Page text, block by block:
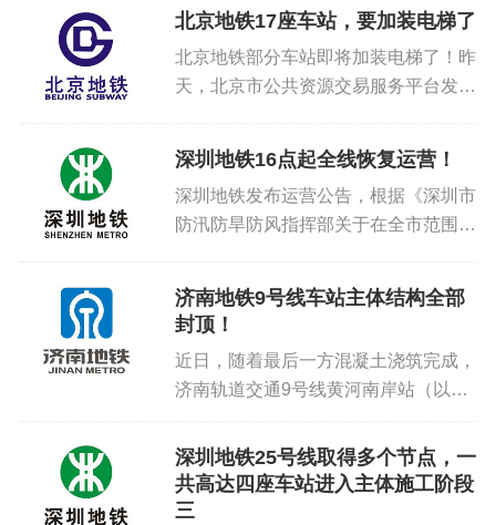
州5个城市，是长达258公里的湾区1号
山9座车站、肇庆6座车站...
北京地铁17座车站，要加装电梯了
北京地铁部分车站即将加装电梯了！昨
天，北京市公共资源交易服务平台发布
据招标内容，此次加装自动扶梯、电梯
工程共涉及17座车站，共增设3...
深圳地铁16点起全线恢复运营！
深圳地铁发布运营公告，根据《深圳市
防汛防旱防风指挥部关于在全市范围内
9月24日16:00开始恢复运营，各线维
持行车间隔6—9分钟。...
济南地铁9号线车站主体结构全部
封顶！
近日，随着最后一方混凝土浇筑完成，
济南轨道交通9号线黄河南岸站（以下
均为工程名）主体结构封顶。至此，9
号线全线12座车站主体结构全部封
顶，为后续机电安装、装饰装修奠定坚
实基础。9号线西起黄河南岸站，东...
深圳地铁25号线取得多个节点，一
共高达四座车站进入主体施工阶段
三